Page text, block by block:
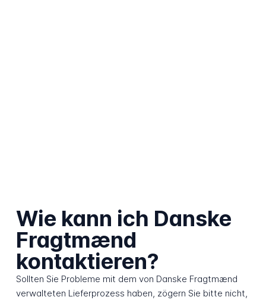
Wie kann ich Danske
Fragtmænd
kontaktieren?
Sollten Sie Probleme mit dem von Danske Fragtmænd
verwalteten Lieferprozess haben, zögern Sie bitte nicht,